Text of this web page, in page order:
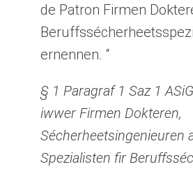
de Patron Firmen
ernennen. “
§ 1 Paragraf 1 Saz 1
iwwer Firmen Dokteren,
Sécherheetsingenieuren
Spezialisten fir